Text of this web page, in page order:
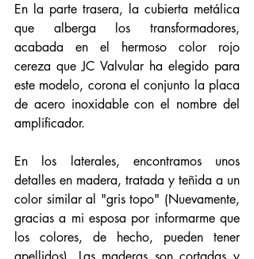
En la parte trasera, la cubierta metálica
que alberga los transformadores,
acabada en el hermoso color rojo
cereza que JC Valvular ha elegido para
este modelo, corona el conjunto la placa
de acero inoxidable con el nombre del
amplificador.
En los laterales, encontramos unos
detalles en madera, tratada y teñida a un
color similar al "gris topo" (Nuevamente,
gracias a mi esposa por informarme que
los colores, de hecho, pueden tener